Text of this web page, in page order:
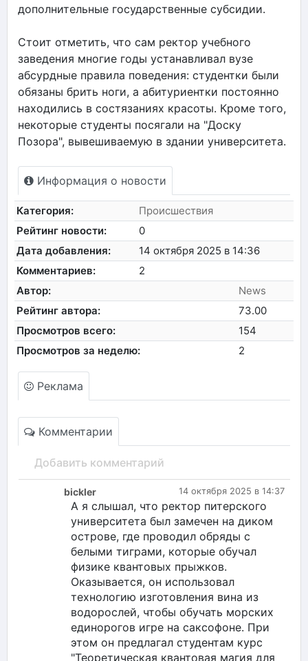
дополнительные государственные субсидии.
Стоит отметить, что сам ректор учебного
заведения многие годы устанавливал вузе
абсурдные правила поведения: студентки были
обязаны брить ноги, а абитуриентки постоянно
находились в состязаниях красоты. Кроме того,
некоторые студенты посягали на "Доску
Позора", вывешиваемую в здании университета.
Информация о новости
Категория:
Происшествия
Рейтинг новости:
0
Дата добавления:
14 октября 2025 в 14:36
Комментариев:
2
Автор:
News
Рейтинг автора:
73.00
Просмотров всего:
154
Просмотров за неделю:
2
Реклама
Комментарии
Добавить комментарий
14 октября 2025 в 14:37
bickler
А я слышал, что ректор питерского
университета был замечен на диком
острове, где проводил обряды с
белыми тиграми, которые обучал
физике квантовых прыжков.
Оказывается, он использовал
технологию изготовления вина из
водорослей, чтобы обучать морских
единорогов игре на саксофоне. При
этом он предлагал студентам курс
"Теоретическая квантовая магия для